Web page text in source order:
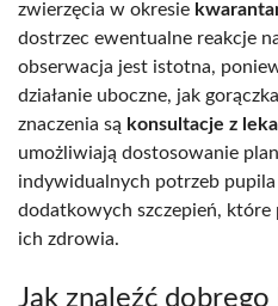
zwierzęcia w okresie
dostrzec ewentualne reakcje
obserwacja jest istotna,
działanie uboczne, jak
znaczenia są konsultacje z
umożliwiają dostosowanie
indywidualnych potrzeb
dodatkowych szczepień,
ich zdrowia.
Jak znaleźć dobrego